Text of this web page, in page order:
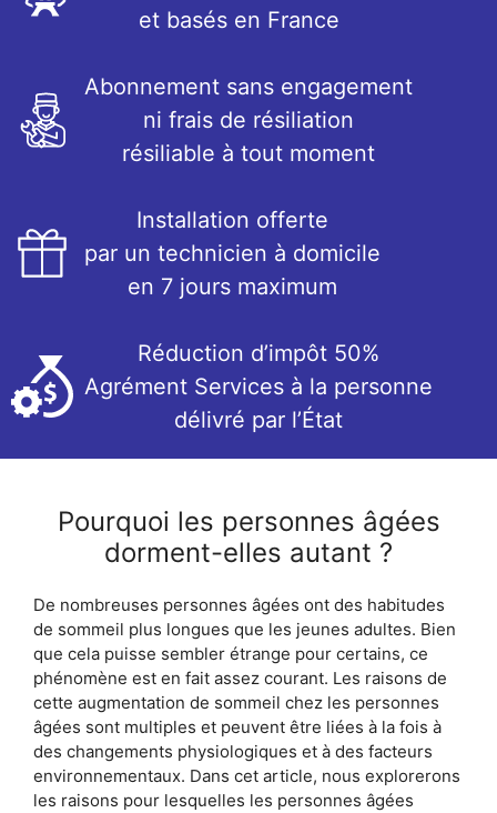
et basés en France
Abonnement sans engagement
ni frais de résiliation
résiliable à tout moment
Installation offerte
par un technicien à domicile
en 7 jours maximum
Réduction d’impôt 50%
Agrément Services à la personne
délivré par l’État
Pourquoi les personnes âgées
dorment-elles autant ?
De nombreuses personnes âgées ont des habitudes
de sommeil plus longues que les jeunes adultes. Bien
que cela puisse sembler étrange pour certains, ce
phénomène est en fait assez courant. Les raisons de
cette augmentation de sommeil chez les personnes
âgées sont multiples et peuvent être liées à la fois à
des changements physiologiques et à des facteurs
environnementaux. Dans cet article, nous explorerons
les raisons pour lesquelles les personnes âgées